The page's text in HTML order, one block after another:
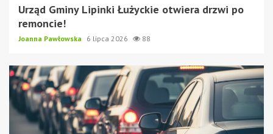
Urząd Gminy Lipinki Łużyckie otwiera drzwi po
remoncie!
Joanna Pawłowska 6 lipca 2026 88